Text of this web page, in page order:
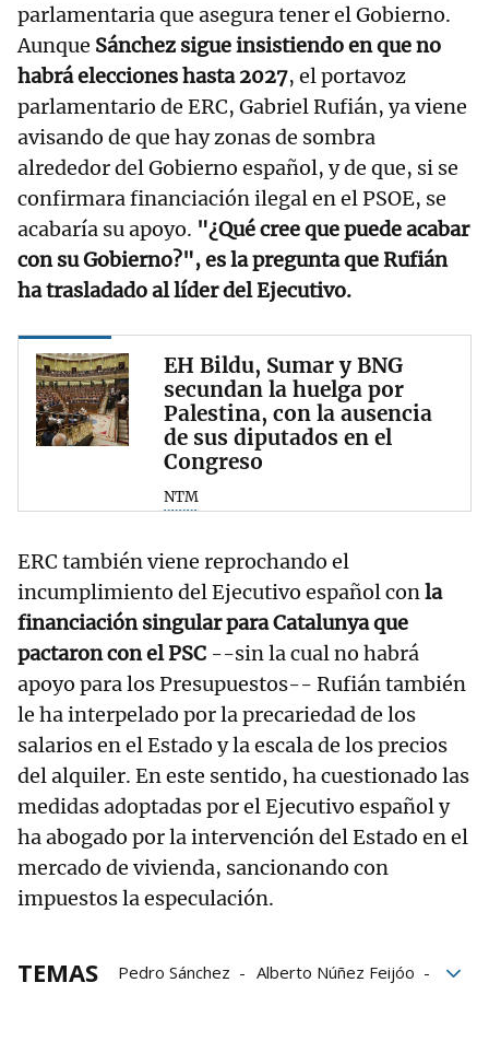
parlamentaria que asegura tener el Gobierno.
Aunque Sánchez sigue insistiendo en que no
habrá elecciones hasta 2027, el portavoz
parlamentario de ERC, Gabriel Rufián, ya viene
avisando de que hay zonas de sombra
alrededor del Gobierno español, y de que, si se
confirmara financiación ilegal en el PSOE, se
acabaría su apoyo. "¿Qué cree que puede acabar
con su Gobierno?", es la pregunta que Rufián
ha trasladado al líder del Ejecutivo.
EH Bildu, Sumar y BNG
secundan la huelga por
Palestina, con la ausencia
de sus diputados en el
Congreso
NTM
ERC también viene reprochando el
incumplimiento del Ejecutivo español conla
financiación singular para Catalunya que
pactaron con el PSC --sin la cual no habrá
apoyo para los Presupuestos-- Rufián también
le ha interpelado por la precariedad de los
salarios en el Estado y la escala de los precios
del alquiler. En este sentido, ha cuestionado las
medidas adoptadas por el Ejecutivo español y
ha abogado por la intervención del Estado en el
mercado de vivienda, sancionando con
impuestos la especulación.
TEMAS Pedro Sánchez
Alberto Núñez Feijóo